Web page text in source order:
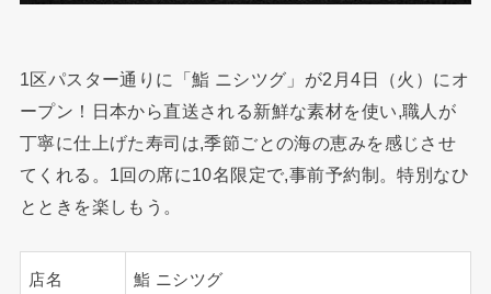
1区パスター通りに「鮨 ニシツグ」が2月4日（火）にオ
ープン！日本から直送される新鮮な素材を使い,職人が
丁寧に仕上げた寿司は,季節ごとの海の恵みを感じさせ
てくれる。1回の席に10名限定で,事前予約制。特別なひ
とときを楽しもう。
店名 鮨 ニシツグ